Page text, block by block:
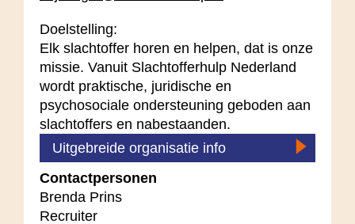
Doelstelling:
Elk slachtoffer horen en helpen, dat is onze
missie. Vanuit Slachtofferhulp Nederland
wordt praktische, juridische en
psychosociale ondersteuning geboden aan
slachtoffers en nabestaanden.
Uitgebreide organisatie info
Contactpersonen
Brenda Prins
Recruiter